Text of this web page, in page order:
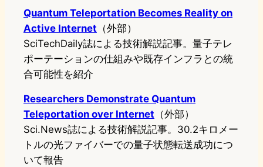
Quantum Teleportation Becomes Reality on
Active Internet （外部）
SciTechDaily誌による技術解説記事。量子テレ
ポーテーションの仕組みや既存インフラとの統
合可能性を紹介
Researchers Demonstrate Quantum
Teleportation over Internet （外部）
Sci.News誌による技術解説記事。30.2キロメー
トルの光ファイバーでの量子状態転送成功につ
いて報告